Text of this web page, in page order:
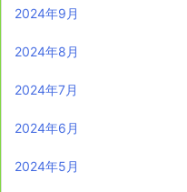
2024年9月
2024年8月
2024年7月
2024年6月
2024年5月